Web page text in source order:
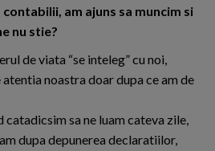
am ajuns sa muncim si
nu stie?
de viata “se inteleg” cu noi,
noastra doar dupa ce am de
catadicsim sa ne luam cateva zile,
dupa depunerea declaratiilor,